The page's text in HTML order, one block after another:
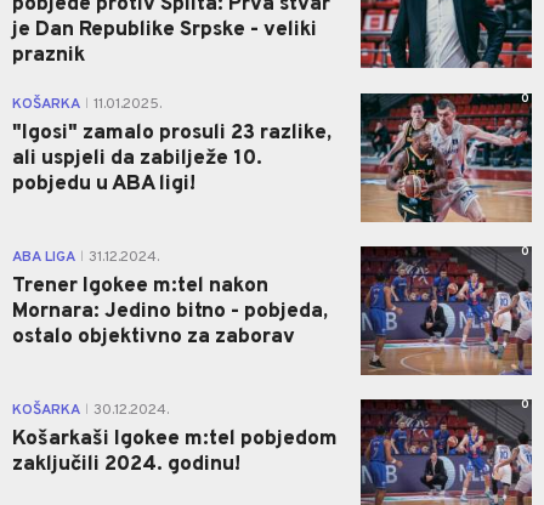
je Dan Republike Srpske - veliki
praznik
KOŠARKA 11.01.2025.
"Igosi" zamalo prosuli 23 razlike,
ali uspjeli da zabilježe 10.
pobjedu u ABA ligi!
0
ABA LIGA 31.12.2024.
Trener Igokee m:tel nakon
Mornara: Jedino bitno - pobjeda,
ostalo objektivno za zaborav
0
KOŠARKA 30.12.2024.
Košarkaši Igokee m:tel pobjedom
zaključili 2024. godinu!
0